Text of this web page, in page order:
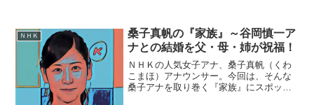
ＮＨＫ
桑子真帆の『家族』～谷岡慎一ア
ナとの結婚を父・母・姉が祝福！
ＮＨＫの人気女子アナ、桑子真帆（くわ
こまほ）アナウンサー。今回は、そんな
桑子アナを取り巻く『家族』にスポット